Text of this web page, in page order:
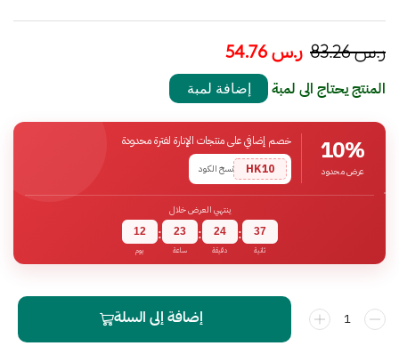
ر.س83.26 ر.س54.76
المنتج يحتاج الى لمبة إضافة لمبة
10%
عرض محدود
خصم إضافي على منتجات الإنارة لفترة محدودة
HK10
نسخ الكود
ينتهي العرض خلال
12
يوم
: 23
ساعة
: 24
دقيقة
: 37
ثانية
إضافة إلى السلة